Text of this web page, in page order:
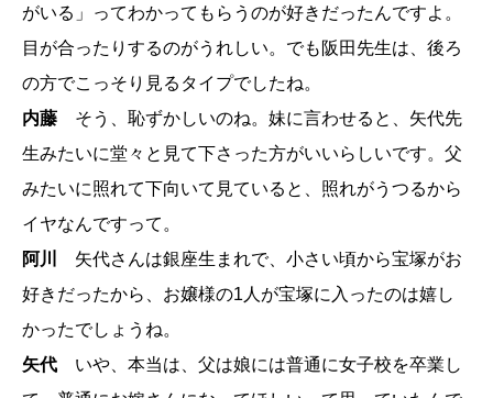
がいる」ってわかってもらうのが好きだったんですよ。
目が合ったりするのがうれしい。でも阪田先生は、後ろ
の方でこっそり見るタイプでしたね。
内藤 そう、恥ずかしいのね。妹に言わせると、矢代先
生みたいに堂々と見て下さった方がいいらしいです。父
みたいに照れて下向いて見ていると、照れがうつるから
イヤなんですって。
阿川
矢代さんは銀座生まれで、小さい頃から宝塚がお
好きだったから、お嬢様の1人が宝塚に入ったのは嬉し
かったでしょうね。
矢代 いや、本当は、父は娘には普通に女子校を卒業し